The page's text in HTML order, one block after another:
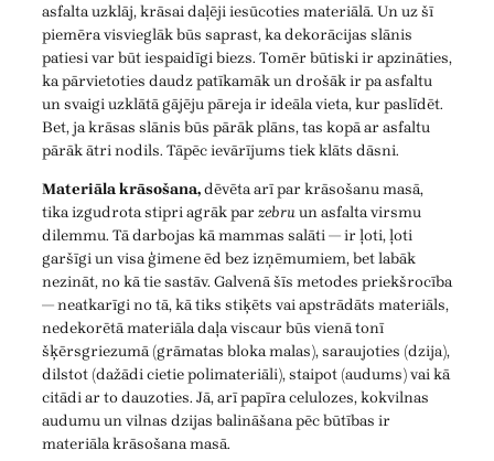
asfalta uzklāj, krāsai daļēji iesūcoties materiālā. Un uz šī
piemēra visvieglāk būs saprast, ka dekorācijas slānis
patiesi var būt iespaidīgi biezs. Tomēr būtiski ir apzināties,
ka pārvietoties daudz patīkamāk un drošāk ir pa asfaltu
un svaigi uzklātā gājēju pāreja ir ideāla vieta, kur paslīdēt.
Bet, ja krāsas slānis būs pārāk plāns, tas kopā ar asfaltu
pārāk ātri nodils. Tāpēc ievārījums tiek klāts dāsni.
Materiāla krāsošana,dēvēta arī par krāsošanu masā,
tika izgudrota stipri agrāk parzebruun asfalta virsmu
dilemmu. Tā darbojas kā mammas salāti — ir ļoti, ļoti
garšīgi un visa ģimene ēd bez izņēmumiem, bet labāk
nezināt, no kā tie sastāv. Galvenā šīs metodes priekšrocība
— neatkarīgi no tā, kā tiks stiķēts vai apstrādāts materiāls,
nedekorētā materiāla daļa viscaur būs vienā tonī
šķērsgriezumā (grāmatas bloka malas), saraujoties (dzija),
dilstot (dažādi cietie polimateriāli), staipot (audums) vai kā
citādi ar to dauzoties. Jā, arī papīra celulozes, kokvilnas
audumu un vilnas dzijas balināšana pēc būtības ir
materiāla krāsošana masā.